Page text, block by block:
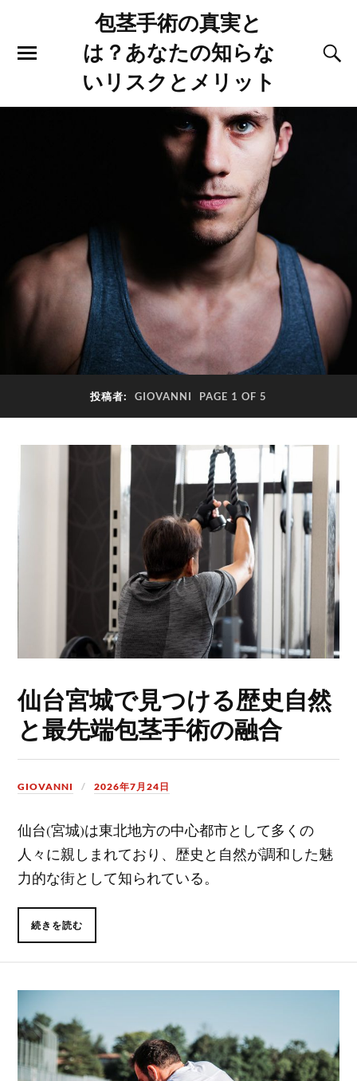
包茎手術の真実と
は？あなたの知らな
いリスクとメリット
投稿者: GIOVANNI PAGE 1 OF 5
仙台宮城で見つける歴史自然
と最先端包茎手術の融合
GIOVANNI 2026年7月24日
仙台(宮城)は東北地方の中心都市として多くの
人々に親しまれており、歴史と自然が調和した魅
力的な街として知られている。
続きを読む